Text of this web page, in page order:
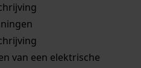
van een elektrische